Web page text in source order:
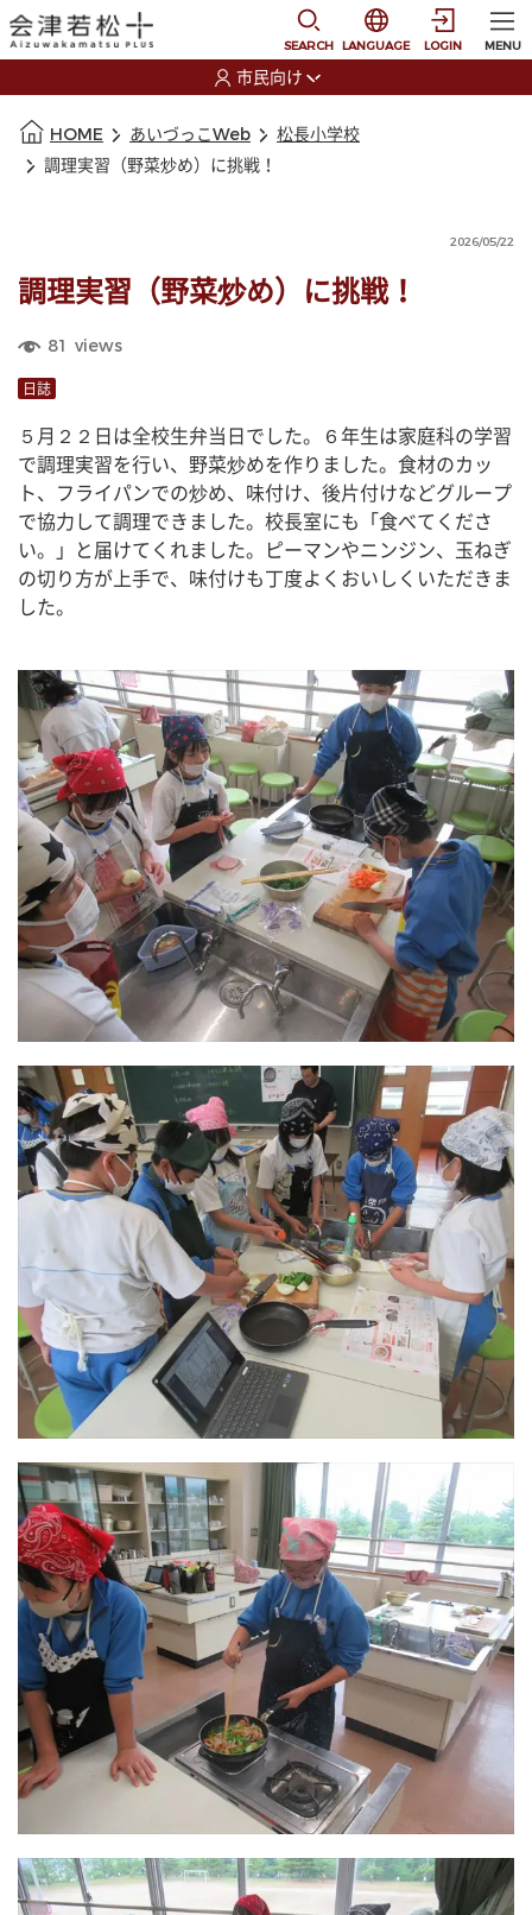
SEARCH
選択すると言語の切
LANGUAGE LOGIN MENU
市民向け
HOME あいづっこWeb
松長小学校
調理実習（野菜炒め）に挑戦！
2026/05/22
調理実習（野菜炒め）に挑戦！
81 views
日誌
５月２２日は全校生弁当日でした。６年生は家庭科の学習
で調理実習を行い、野菜炒めを作りました。食材のカッ
ト、フライパンでの炒め、味付け、後片付けなどグループ
で協力して調理できました。校長室にも「食べてくださ
い。」と届けてくれました。ピーマンやニンジン、玉ねぎ
の切り方が上手で、味付けも丁度よくおいしくいただきま
した。